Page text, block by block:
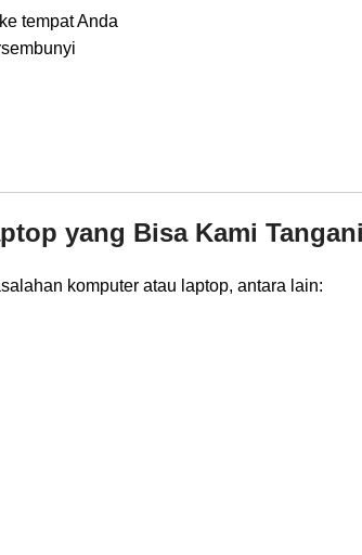
tempat Anda
yang Bisa Kami
komputer atau laptop, antara lain: